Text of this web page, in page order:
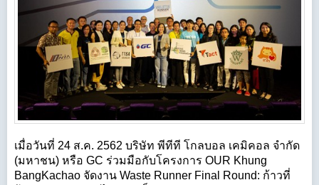
เมื่อวันที่ 24 ส.ค. 2562 บริษัท พีทีที โกลบอล เคมิคอล จำกัด
(มหาชน) หรือ GC ร่วมมือกับโครงการ OUR Khung
BangKachao จัดงาน Waste Runner Final Round: ก้าวที่